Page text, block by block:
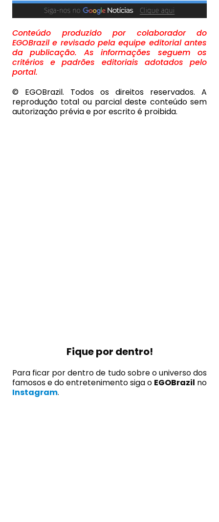
Conteúdo produzido por colaborador do
EGOBrazil e revisado pela equipe editorial antes
da publicação. As informações seguem os
critérios e padrões editoriais adotados pelo
portal.
© EGOBrazil. Todos os direitos reservados. A
reprodução total ou parcial deste conteúdo sem
autorização prévia e por escrito é proibida.
Fique por dentro!
Para ficar por dentro de tudo sobre o universo dos
famosos e do entretenimento siga o EGOBrazil no
Instagram.